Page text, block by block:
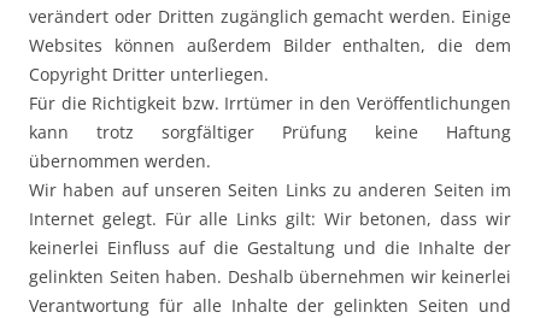
verändert oder Dritten zugänglich gemacht werden. Einige
Websites können außerdem Bilder enthalten, die dem
Copyright Dritter unterliegen.
Für die Richtigkeit bzw. Irrtümer in den Veröffentlichungen
kann trotz sorgfältiger Prüfung keine Haftung
übernommen werden.
Wir haben auf unseren Seiten Links zu anderen Seiten im
Internet gelegt. Für alle Links gilt: Wir betonen, dass wir
keinerlei Einfluss auf die Gestaltung und die Inhalte der
gelinkten Seiten haben. Deshalb übernehmen wir keinerlei
Verantwortung für alle Inhalte der gelinkten Seiten und